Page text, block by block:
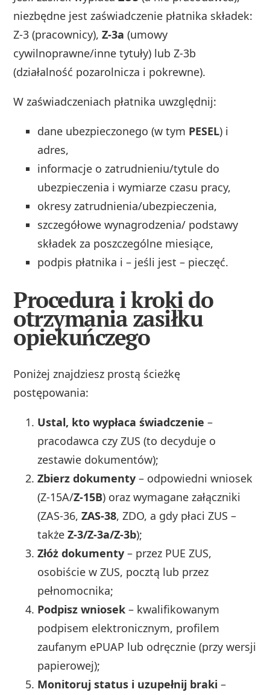
niezbędne jest zaświadczenie płatnika składek:
Z-3 (pracownicy),Z-3a (umowy
cywilnoprawne/inne tytuły) lub Z-3b
(działalność pozarolnicza i pokrewne).
W zaświadczeniach płatnika uwzględnij:
dane ubezpieczonego (w tym PESEL) i
adres,
informacje o zatrudnieniu/tytule do
ubezpieczenia i wymiarze czasu pracy,
okresy zatrudnienia/ubezpieczenia,
szczegółowe wynagrodzenia/ podstawy
składek za poszczególne miesiące,
podpis płatnika i – jeśli jest – pieczęć.
Procedura i kroki do
otrzymania zasiłku
opiekuńczego
Poniżej znajdziesz prostą ścieżkę
postępowania:
Ustal, kto wypłaca świadczenie –
pracodawca czy ZUS (to decyduje o
zestawie dokumentów);
Zbierz dokumenty – odpowiedni wniosek
(Z-15A/Z-15B) oraz wymagane załączniki
(ZAS-36,ZAS-38, ZDO, a gdy płaci ZUS –
takżeZ-3/Z-3a/Z-3b);
Złóż dokumenty – przez PUE ZUS,
osobiście w ZUS, pocztą lub przez
pełnomocnika;
Podpisz wniosek – kwalifikowanym
podpisem elektronicznym, profilem
zaufanym ePUAP lub odręcznie (przy wersji
papierowej);
Monitoruj status i uzupełnij braki –